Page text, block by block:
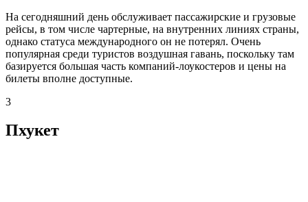
На сегодняшний день обслуживает пассажирские и грузовые
рейсы, в том числе чартерные, на внутренних линиях страны,
однако статуса международного он не потерял. Очень
популярная среди туристов воздушная гавань, поскольку там
базируется большая часть компаний-лоукостеров и цены на
билеты вполне доступные.
3
Пхукет